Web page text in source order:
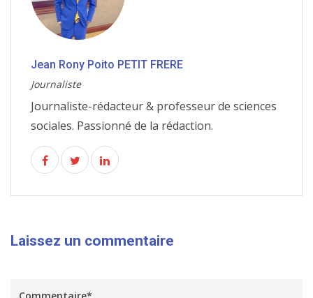
Jean Rony Poito PETIT FRERE
Journaliste
Journaliste-rédacteur & professeur de sciences
sociales. Passionné de la rédaction.
Laissez un commentaire